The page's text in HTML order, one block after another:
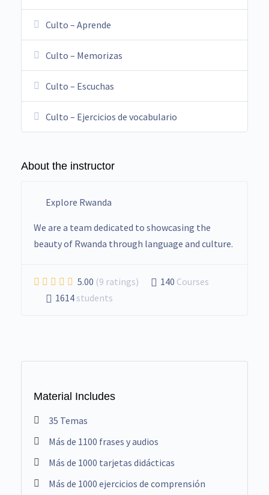
Culto – Aprende
Culto – Memorizas
Culto – Escuchas
Culto – Ejercicios de vocabulario
About the instructor
Explore Rwanda
We are a team dedicated to showcasing the
beauty of Rwanda through language and culture.
5.00 (9 ratings) 140 Courses
1614students
Material Includes
35 Temas
Más de 1100 frases y audios
Más de 1000 tarjetas didácticas
Más de 1000 ejercicios de comprensión